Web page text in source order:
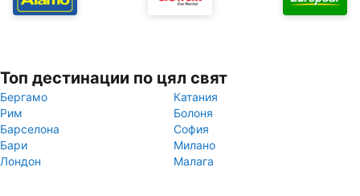
Топ дестинации по цял свят
Бергамо
Катания
Рим
Болоня
Барселона
София
Бари
Милано
Лондон
Малага